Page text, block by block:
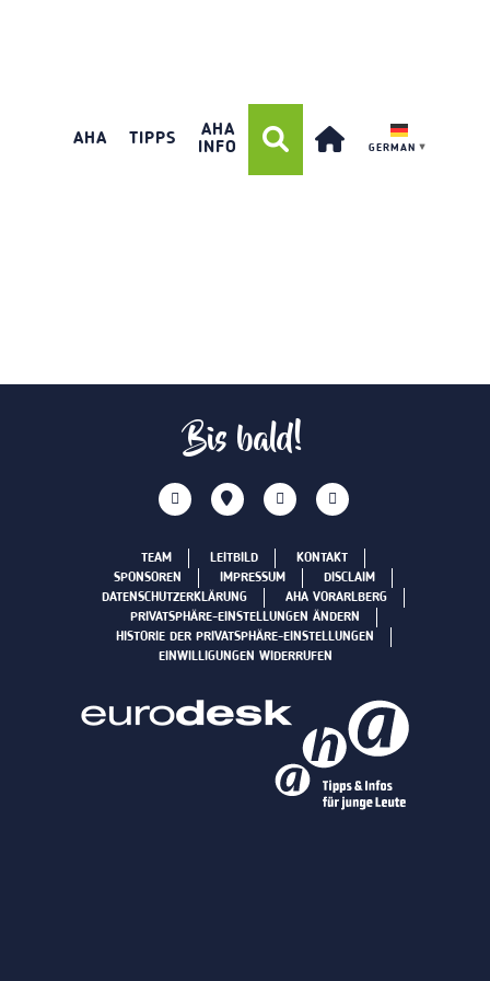
AHA TIPPS
AHA
INFO
GERMAN ▼
Bis bald!
TEAM LEITBILD
KONTAKT
SPONSOREN
IMPRESSUM
DISCLAIM
DATENSCHUTZERKLÄRUNG
AHA VORARLBERG
PRIVATSPHÄRE-EINSTELLUNGEN ÄNDERN
HISTORIE DER PRIVATSPHÄRE-EINSTELLUNGEN
EINWILLIGUNGEN WIDERRUFEN